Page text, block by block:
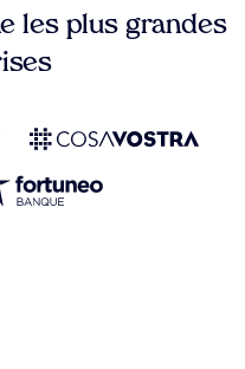
les plus grandes